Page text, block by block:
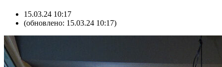
15.03.24 10:17
(обновлено: 15.03.24 10:17)